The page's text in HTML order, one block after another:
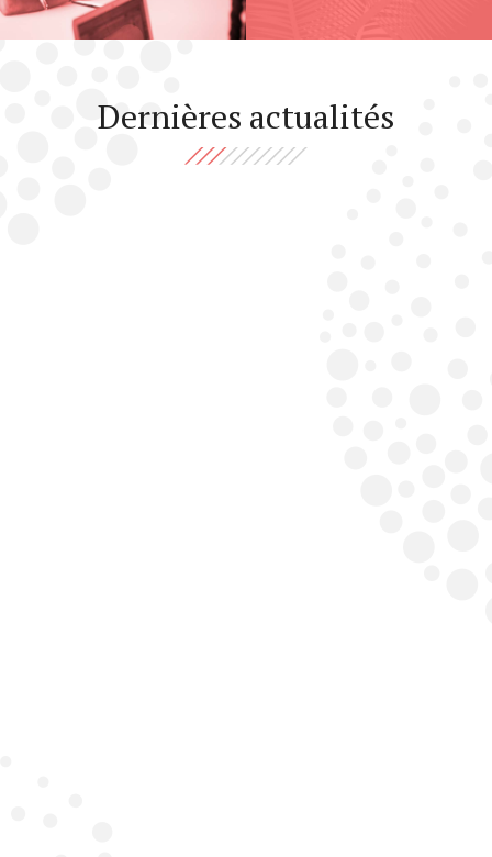
Dernières actualités